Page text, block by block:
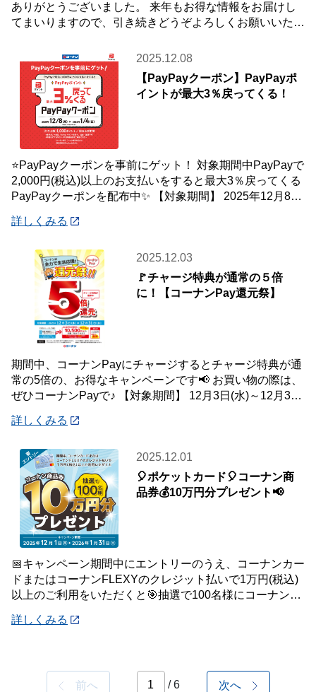
ありがとうございました。 来年もお得な情報をお届けし
てまいりますので、引き続きどうぞよろしくお願いいたし
2025.12.08
【PayPayクーポン】PayPayポ
イントが最大3％戻ってくる！
⭐PayPayクーポンを事前にゲット！ 対象期間中PayPayで
2,000円(税込)以上のお支払いをすると最大3％戻ってくる
PayPayクーポンを配布中✨ 【対象期間】 2025年12月8日
詳しくみる
2025.12.03
🚩チャージ特典が通常の５倍
に！【コーナンPay還元祭】
期間中、コーナンPayにチャージするとチャージ特典が通
常の5倍の、お得なキャンペーンです📢 お買い物の際は、
ぜひコーナンPayで♪ 【対象期間】 12月3日(水)～12月31
詳しくみる
2025.12.01
🎈ポケットカード🎈コーナン商
品券💰10万円分プレゼント📢
📅キャンペーン期間中にエントリーのうえ、コーナンカー
ドまたはコーナンFLEXYのクレジット払いで1万円(税込)
以上のご利用をいただくと🎯抽選で100名様にコーナン商
詳しくみる
前へ / 6 次へ